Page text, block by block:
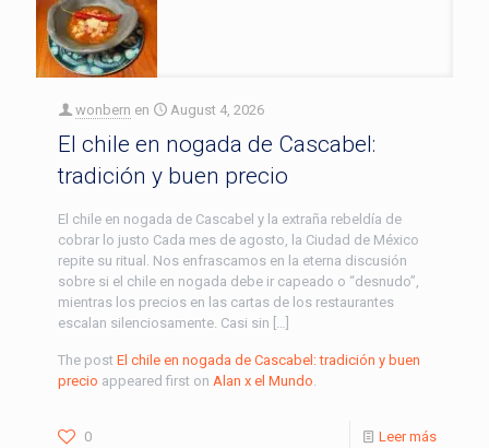
wonbern en August 4, 2026
El chile en nogada de Cascabel:
tradición y buen precio
El chile en nogada de Cascabel y la extraña rebeldía de
cobrar lo justo Cada mes de agosto, la Ciudad de México
repite su ritual. Nos enfrascamos en la eterna discusión
sobre si el chile en nogada debe ir capeado o “desnudo”,
mientras los precios en las cartas de los restaurantes
escalan silenciosamente. Casi sin […]
The post El chile en nogada de Cascabel: tradición y buen
precio appeared first on Alan x el Mundo
0 Leer más